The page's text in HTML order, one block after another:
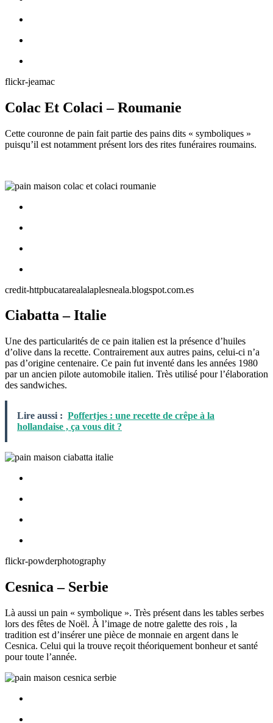
flickr-jeamac
Colac Et Colaci – Roumanie
Cette couronne de pain fait partie des pains dits « symboliques »
puisqu’il est notamment présent lors des rites funéraires roumains.
credit-httpbucatarealalaplesneala.blogspot.com.es
Ciabatta – Italie
Une des particularités de ce pain italien est la présence d’huiles
d’olive dans la recette. Contrairement aux autres pains, celui-ci n’a
pas d’origine centenaire. Ce pain fut inventé dans les années 1980
par un ancien pilote automobile italien. Très utilisé pour l’élaboration
des sandwiches.
Lire aussi : Poffertjes : une recette de crêpe à la
hollandaise , ça vous dit ?
flickr-powderphotography
Cesnica – Serbie
Là aussi un pain « symbolique ». Très présent dans les tables serbes
lors des fêtes de Noël. À l’image de notre galette des rois , la
tradition est d’insérer une pièce de monnaie en argent dans le
Cesnica. Celui qui la trouve reçoit théoriquement bonheur et santé
pour toute l’année.